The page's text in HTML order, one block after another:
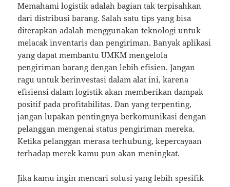
Memahami logistik adalah bagian tak terpisahkan
dari distribusi barang. Salah satu tips yang bisa
diterapkan adalah menggunakan teknologi untuk
melacak inventaris dan pengiriman. Banyak aplikasi
yang dapat membantu UMKM mengelola
pengiriman barang dengan lebih efisien. Jangan
ragu untuk berinvestasi dalam alat ini, karena
efisiensi dalam logistik akan memberikan dampak
positif pada profitabilitas. Dan yang terpenting,
jangan lupakan pentingnya berkomunikasi dengan
pelanggan mengenai status pengiriman mereka.
Ketika pelanggan merasa terhubung, kepercayaan
terhadap merek kamu pun akan meningkat.
Jika kamu ingin mencari solusi yang lebih spesifik